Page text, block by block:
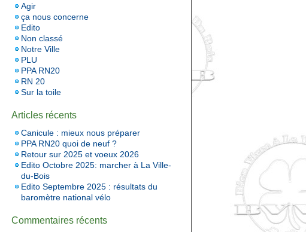
Agir
ça nous concerne
Edito
Non classé
Notre Ville
PLU
PPA RN20
RN 20
Sur la toile
Articles récents
Canicule : mieux nous préparer
PPA RN20 quoi de neuf ?
Retour sur 2025 et voeux 2026
Edito Octobre 2025: marcher à La Ville-
du-Bois
Edito Septembre 2025 : résultats du
baromètre national vélo
Commentaires récents